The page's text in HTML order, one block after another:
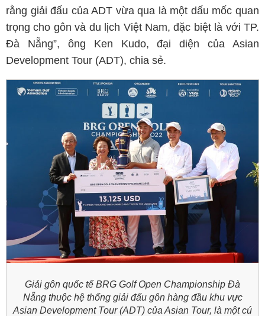
rằng giải đấu của ADT vừa qua là một dấu mốc quan
trọng cho gôn và du lịch Việt Nam, đặc biệt là với TP.
Đà Nẵng”, ông Ken Kudo, đại diện của Asian
Development Tour (ADT), chia sẻ.
Giải gôn quốc tế BRG Golf Open Championship Đà
Nẵng thuộc hệ thống giải đấu gôn hàng đầu khu vực
Asian Development Tour (ADT) của Asian Tour, là một cú